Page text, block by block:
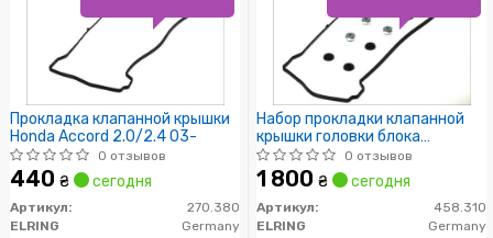
Прокладка клапанной крышки
Honda Accord 2.0/2.4 03-
0 отзывов
440 ₴ сегодня
Артикул:
270.380
ELRING
Germany
Набор прокладки клапанной
крышки головки блока
цилиндров.
0 отзывов
1 800 ₴ сегодня
Артикул:
458.310
ELRING
Germany